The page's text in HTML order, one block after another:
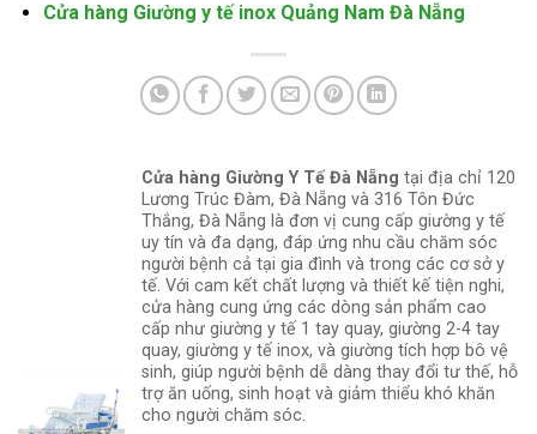
Cửa hàng Giường y tế inox Quảng Nam Đà Nẵng
Cửa hàng Giường Y Tế Đà Nẵng tại địa chỉ 120
Lương Trúc Đàm, Đà Nẵng và 316 Tôn Đức
Thắng, Đà Nẵng là đơn vị cung cấp giường y tế
uy tín và đa dạng, đáp ứng nhu cầu chăm sóc
người bệnh cả tại gia đình và trong các cơ sở y
tế. Với cam kết chất lượng và thiết kế tiện nghi,
cửa hàng cung ứng các dòng sản phẩm cao
cấp như giường y tế 1 tay quay, giường 2-4 tay
quay, giường y tế inox, và giường tích hợp bô vệ
sinh, giúp người bệnh dễ dàng thay đổi tư thế, hỗ
trợ ăn uống, sinh hoạt và giảm thiểu khó khăn
cho người chăm sóc.